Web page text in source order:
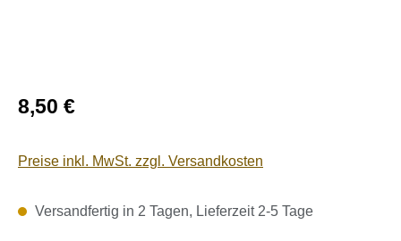
Regulärer Preis:
8,50 €
Preise inkl. MwSt. zzgl. Versandkosten
Versandfertig in 2 Tagen, Lieferzeit 2-5 Tage